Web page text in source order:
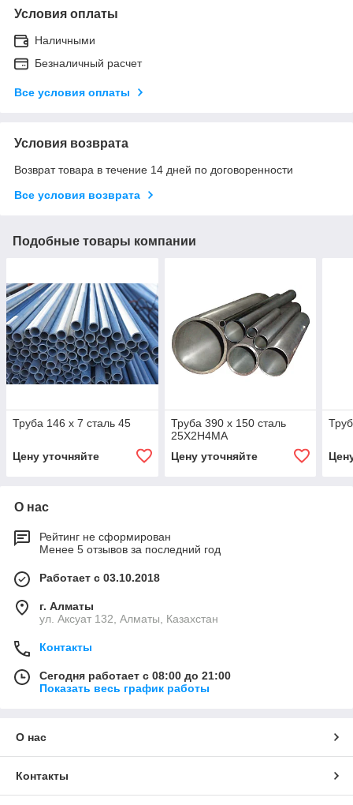
Условия оплаты
Наличными
Безналичный расчет
Все условия оплаты
Условия возврата
Возврат товара в течение 14 дней по договоренности
Все условия возврата
Подобные товары компании
Труба 146 х 7 сталь 45
Цену уточняйте
Труба 390 х 150 сталь
25Х2Н4МА
Цену уточняйте
О нас
Рейтинг не сформирован
Менее 5 отзывов за последний год
Работает с 03.10.2018
г. Алматы
ул. Аксуат 132, Алматы, Казахстан
Контакты
Сегодня работает с 08:00 до 21:00
Показать весь график работы
О нас
Контакты